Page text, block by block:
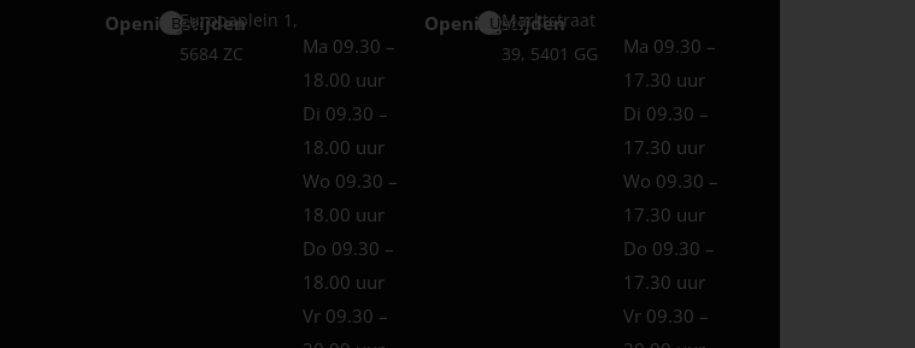
Openingstijden
Best
Europaplein 1,
5684 ZC
Ma 09.30 –
18.00 uur
Di 09.30 –
18.00 uur
Wo 09.30 –
18.00 uur
Do 09.30 –
18.00 uur
Vr 09.30 –
Openingstijden
Uden
Marktstraat
39, 5401 GG
Ma 09.30 –
17.30 uur
Di 09.30 –
17.30 uur
Wo 09.30 –
17.30 uur
Do 09.30 –
17.30 uur
Vr 09.30 –